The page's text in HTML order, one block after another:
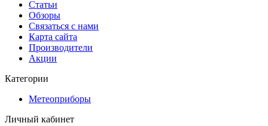
Статьи
Обзоры
Связаться с нами
Карта сайта
Производители
Акции
Категории
Метеоприборы
Личный кабинет